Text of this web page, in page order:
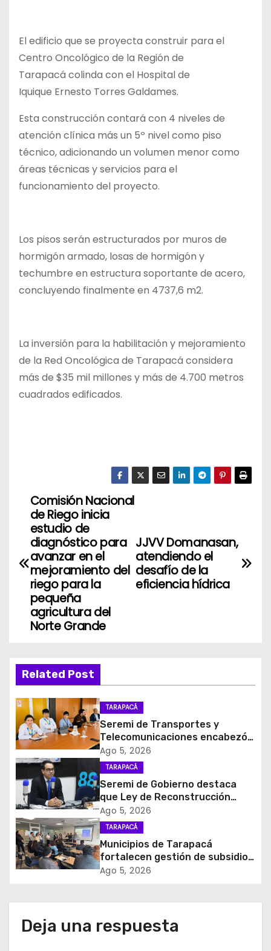
El edificio que se proyecta construir para el
Centro Oncológico de la Región de
Tarapacá colinda con el Hospital de
Iquique Ernesto Torres Galdames.
Esta construcción contará con 4 niveles de
atención clínica más un 5º nivel como piso
técnico, adicionando un volumen menor como
áreas técnicas y servicios para el
funcionamiento del proyecto.
Los pisos serán estructurados por muros de
hormigón armado, losas de hormigón y
techumbre en estructura soportante de acero,
concluyendo finalmente en 4737,6 m2.
La inversión para la habilitación y mejoramiento
de la Red Oncológica de Tarapacá considera
más de $35 mil millones y más de 4.700 metros
cuadrados edificados.
N
v
c
i
ó
n
d
e
e
n
t
d
JJVV Domanasan,
atendiendo el
desafío de la
eficiencia hídrica
Comisión Nacional
de Riego inicia
estudio de
diagnóstico para
avanzar en el
mejoramiento del
riego para la
pequeña
agricultura del
Norte Grande
Related Post
TARAPACÁ
Seremi de Transportes y
Telecomunicaciones encabezó
primera mesa de coordinación
para el retiro de cables en
desuso en Iquique
Ago 5, 2026
TARAPACÁ
Seremi de Gobierno destaca
que Ley de Reconstrucción
Nacional impulsará la inversión
y el empleo en Tarapacá
Ago 5, 2026
TARAPACÁ
Municipios de Tarapacá
fortalecen gestión de subsidios
de agua potable en jornada
Ago 5, 2026
Deja una respuesta